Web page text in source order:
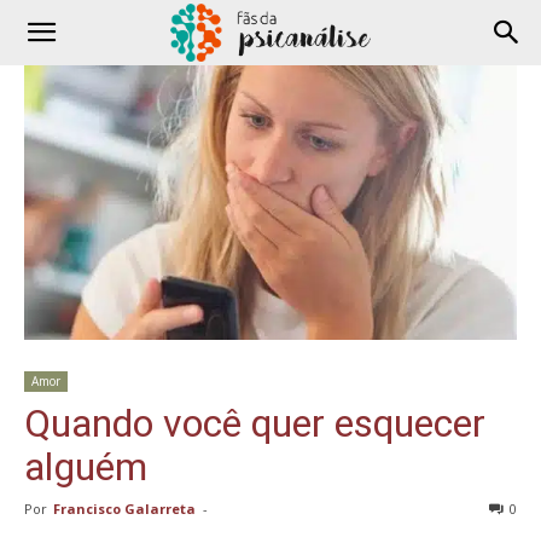
Amor
Quando você quer esquecer
alguém
Por Francisco Galarreta - 0